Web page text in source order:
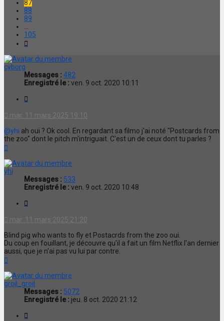
87
88
89
105
cyborg
Messages : 482
Enregistré le : ven. 9 oct. 2020 10:11
mar. 11 mars 2025 19:10
@yhi ah oui ? Ok cool. En regardant sa filmo j'ai noté "Postcards from
the zoo" dont le pitch m'intriguait. C'est un de ceux dont tu parles ?
yhi
Messages : 533
Enregistré le : ven. 9 oct. 2020 10:48
mar. 11 mars 2025 21:20
Blind pig who wants to fly et Postacrds from the zoo oui.
Du coup en fouillant, je découvre qu'il a fait un film Netflix l'an dernier
aussi, que je n'ai pas vu lui par contre.
groil_groil
Messages : 5072
Enregistré le : jeu. 8 oct. 2020 21:12